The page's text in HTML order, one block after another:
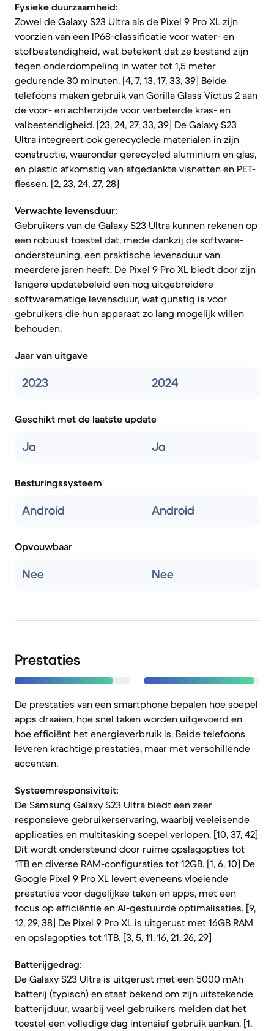
Fysieke duurzaamheid:
Zowel de Galaxy S23 Ultra als de Pixel 9 Pro XL zijn
voorzien van een IP68-classificatie voor water- en
stofbestendigheid, wat betekent dat ze bestand zijn
tegen onderdompeling in water tot 1,5 meter
gedurende 30 minuten. [4, 7, 13, 17, 33, 39] Beide
telefoons maken gebruik van Gorilla Glass Victus 2 aan
de voor- en achterzijde voor verbeterde kras- en
valbestendigheid. [23, 24, 27, 33, 39] De Galaxy S23
Ultra integreert ook gerecyclede materialen in zijn
constructie, waaronder gerecycled aluminium en glas,
en plastic afkomstig van afgedankte visnetten en PET-
flessen. [2, 23, 24, 27, 28]
Verwachte levensduur:
Gebruikers van de Galaxy S23 Ultra kunnen rekenen op
een robuust toestel dat, mede dankzij de software-
ondersteuning, een praktische levensduur van
meerdere jaren heeft. De Pixel 9 Pro XL biedt door zijn
langere updatebeleid een nog uitgebreidere
softwarematige levensduur, wat gunstig is voor
gebruikers die hun apparaat zo lang mogelijk willen
behouden.
Jaar van uitgave
2023 2024
Geschikt met de laatste update
Ja Ja
Besturingssysteem
Android Android
Opvouwbaar
Nee Nee
Prestaties
De prestaties van een smartphone bepalen hoe soepel
apps draaien, hoe snel taken worden uitgevoerd en
hoe efficiënt het energieverbruik is. Beide telefoons
leveren krachtige prestaties, maar met verschillende
accenten.
Systeemresponsiviteit:
De Samsung Galaxy S23 Ultra biedt een zeer
responsieve gebruikerservaring, waarbij veeleisende
applicaties en multitasking soepel verlopen. [10, 37, 42]
Dit wordt ondersteund door ruime opslagopties tot
1TB en diverse RAM-configuraties tot 12GB. [1, 6, 10] De
Google Pixel 9 Pro XL levert eveneens vloeiende
prestaties voor dagelijkse taken en apps, met een
focus op efficiëntie en AI-gestuurde optimalisaties. [9,
12, 29, 38] De Pixel 9 Pro XL is uitgerust met 16GB RAM
en opslagopties tot 1TB. [3, 5, 11, 16, 21, 26, 29]
Batterijgedrag:
De Galaxy S23 Ultra is uitgerust met een 5000 mAh
batterij (typisch) en staat bekend om zijn uitstekende
batterijduur, waarbij veel gebruikers melden dat het
toestel een volledige dag intensief gebruik aankan. [1,